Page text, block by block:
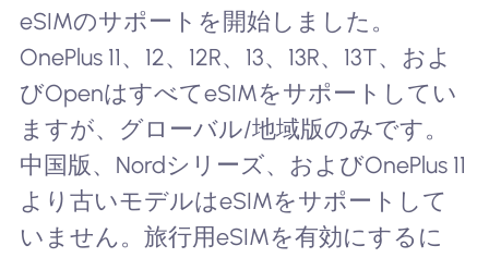
eSIMのサポートを開始しました。
OnePlus 11、12、12R、13、13R、13T、およ
びOpenはすべてeSIMをサポートしてい
ますが、グローバル/地域版のみです。
中国版、Nordシリーズ、およびOnePlus 11
より古いモデルはeSIMをサポートして
いません。旅行用eSIMを有効にするに